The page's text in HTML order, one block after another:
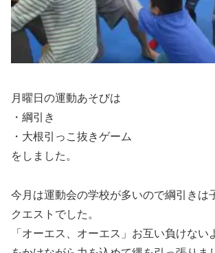
月曜日の運動あそびは
・綱引き
・大根引っこ抜きゲーム
をしました。
今月は運動会の学校が多いので綱引きは
クエストでした。
「オーエス、オーエス」お互い負けない